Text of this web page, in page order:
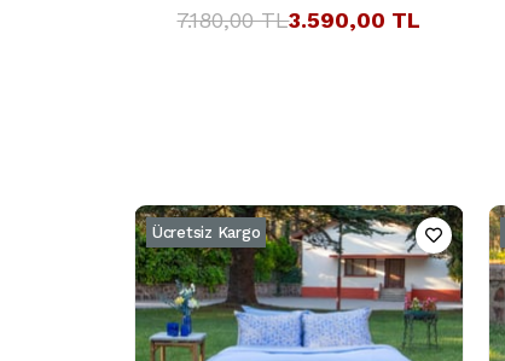
3.590,00 TL
7.180,00 TL
Ücretsiz Kargo